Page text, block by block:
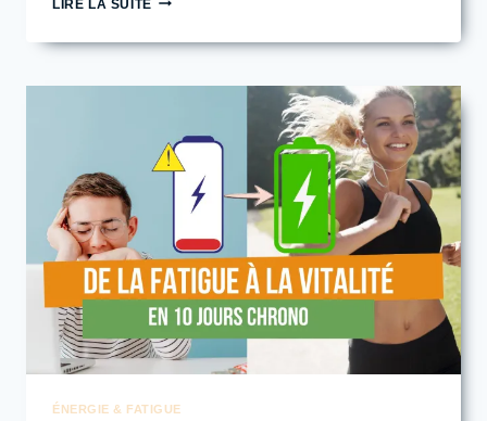
LIRE LA SUITE
ET
L’ÉNERGIE
SANS
PRENDRE
ÉNERGIE & FATIGUE